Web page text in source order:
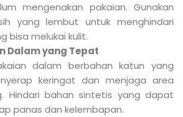
mengenakan pakaian. Gunakan
yang lembut untuk menghindari
bisa melukai kulit.
Dalam yang Tepat
dalam berbahan katun yang
keringat dan menjaga area
Hindari bahan sintetis yang dapat
panas dan kelembapan.